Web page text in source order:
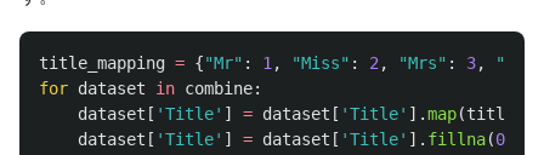
title_mapping = {"Mr" : 1 , "Miss" : 2 , "Mrs" : 3, "
for dataset in combine:
dataset [ 'Title' ] = dataset [ 'Title' ].map(
dataset [ 'Title' ] = dataset [ 'Title' ]. fillna(0